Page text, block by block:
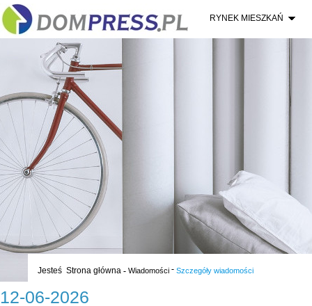
RYNEK MIESZKAŃ
Jesteś Strona główna - Wiadomości - Szczegóły wiadomości
12-06-2026